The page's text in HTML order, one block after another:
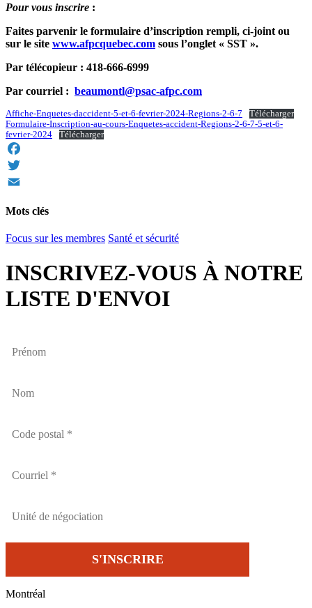
Pour vous inscrire :
Faites parvenir le formulaire d’inscription rempli, ci-joint ou
sur le site www.afpcquebec.com sous l’onglet « SST ».
Par télécopieur : 418-666-6999
Par courriel : beaumontl@psac-afpc.com
Affiche-Enquetes-daccident-5-et-6-fevrier-2024-Regions-2-6-7
Télécharger
Formulaire-Inscription-au-cours-Enquetes-accident-Regions-2-6-7-5-et-6-
fevrier-2024
Télécharger
Facebook
Twitter
Mots clés
Focus sur les membres Santé et sécurité
INSCRIVEZ-VOUS À NOTRE
LISTE D'ENVOI
Montréal